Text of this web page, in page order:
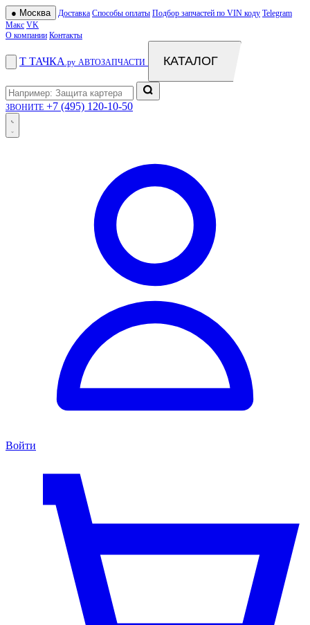
● Москва Доставка Способы оплаты Подбор запчастей по VIN коду Telegram
Макс VK
О компании Контакты
Т ТАЧКА .ру АВТОЗАПЧАСТИ КАТАЛОГ
ЗВОНИТЕ +7 (495) 120-10-50
Войти